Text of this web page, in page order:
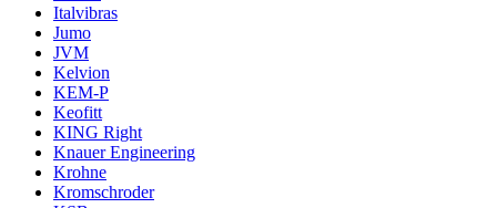
Italvibras
Jumo
JVM
Kelvion
KEM-P
Keofitt
KING Right
Knauer Engineering
Krohne
Kromschroder